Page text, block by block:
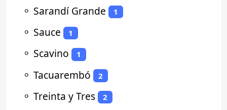
⚬ Sarandí Grande 1
⚬ Sauce 1
⚬ Scavino 1
⚬ Tacuarembó 2
⚬ Treinta y Tres 2